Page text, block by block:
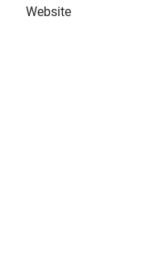
Website